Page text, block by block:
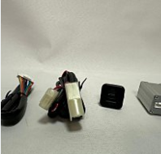
現代(HYUNDAI) 燈具類
奧迪(AUDI) 燈具類
標誌(PEUGEOT)